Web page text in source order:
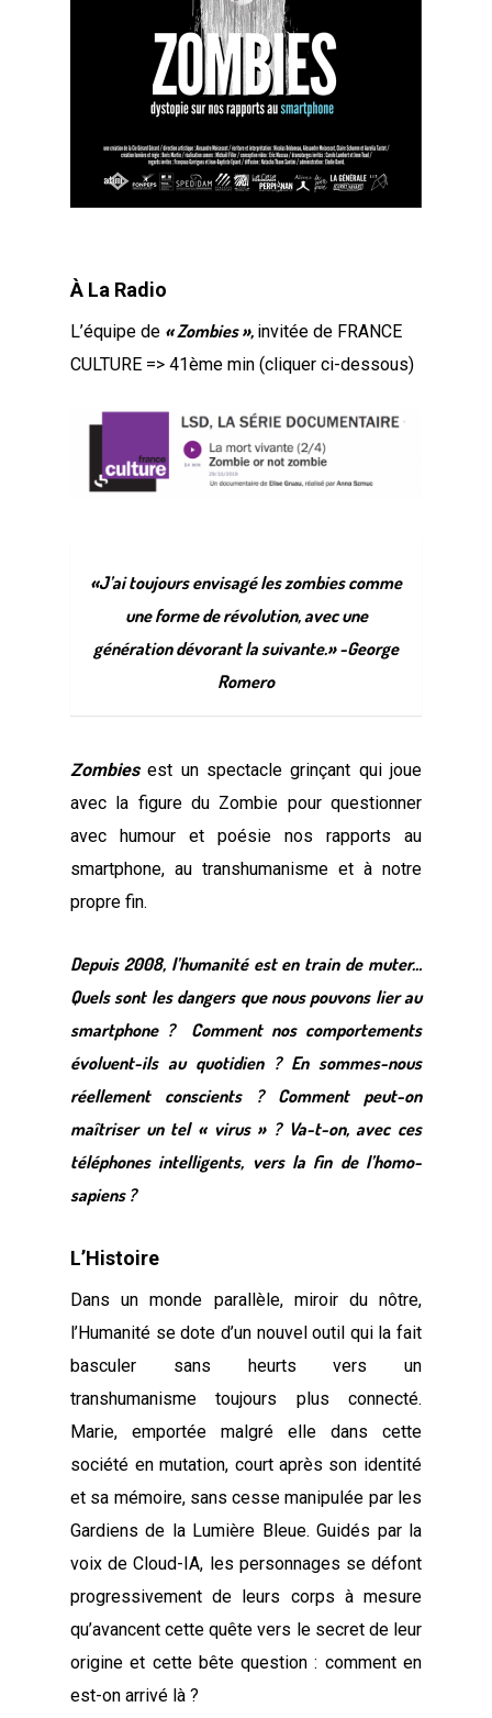
À La Radio
L’équipe de « Zombies », invitée de FRANCE
CULTURE => 41ème min (cliquer ci-dessous)
«J’ai toujours envisagé les zombies comme
une forme de révolution, avec une
génération dévorant la suivante.» -George
Romero
Zombiesest un spectacle grinçant qui joue
avec la figure du Zombie pour questionner
avec humour et poésie nos rapports au
smartphone, au transhumanisme et à notre
propre fin.
Depuis 2008, l’humanité est en train de muter…
Quels sont les dangers que nous pouvons lier au
smartphone ? Comment nos comportements
évoluent-ils au quotidien ? En sommes-nous
réellement conscients ? Comment peut-on
maîtriser un tel « virus » ? Va-t-on, avec ces
téléphones intelligents, vers la fin de l’homo-
sapiens ?
L’Histoire
Dans un monde parallèle, miroir du nôtre,
l’Humanité se dote d’un nouvel outil qui la fait
basculer sans heurts vers un
transhumanisme toujours plus connecté.
Marie, emportée malgré elle dans cette
société en mutation, court après son identité
et sa mémoire, sans cesse manipulée par les
Gardiens de la Lumière Bleue. Guidés par la
voix de Cloud-IA, les personnages se défont
progressivement de leurs corps à mesure
qu’avancent cette quête vers le secret de leur
origine et cette bête question : comment en
est-on arrivé là ?